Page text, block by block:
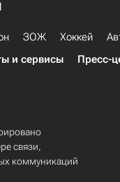
ЗОЖ Хоккей
и сервисы Пресс-
связи,
коммуникаций